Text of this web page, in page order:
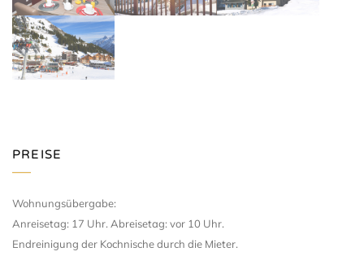
PREISE
Wohnungsübergabe:
Anreisetag: 17 Uhr. Abreisetag: vor 10 Uhr.
Endreinigung der Kochnische durch die Mieter.